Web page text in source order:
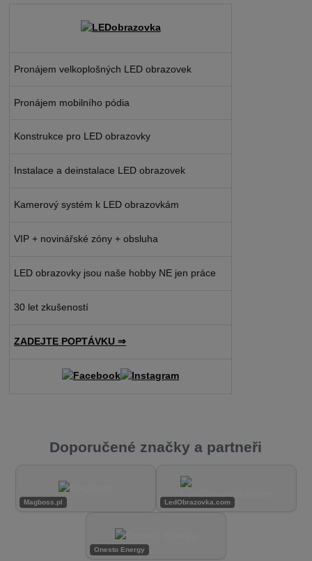
Pronájem velkoplošných LED obrazovek
Pronájem mobilního pódia
Konstrukce pro LED obrazovky
Instalace a deinstalace LED obrazovek
Kamerový systém k LED obrazovkám
VIP + novinářské zóny + obsluha
LED obrazovky jsou naše hobby NE jen práce
30 let zkušeností
ZADEJTE POPTÁVKU ⇒
Doporučené značky a partneři
Magboss.pl LedObrazovka.com
Onesto Energy